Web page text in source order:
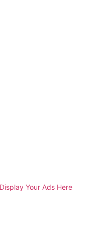
Display Your Ads Here